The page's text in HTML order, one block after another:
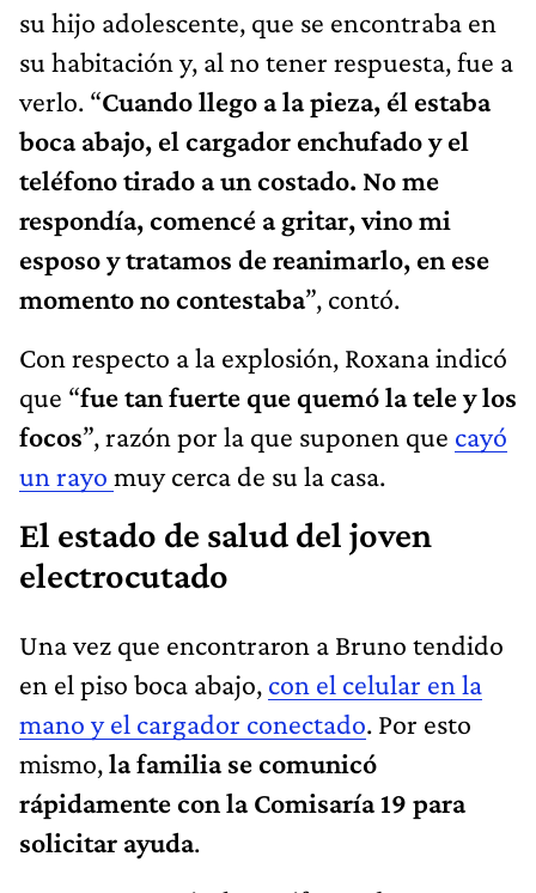
su hijo adolescente, que se encontraba en
su habitación y, al no tener respuesta, fue a
verlo. “Cuando llego a la pieza, él estaba
boca abajo, el cargador enchufado y el
teléfono tirado a un costado. No me
respondía, comencé a gritar, vino mi
esposo y tratamos de reanimarlo, en ese
momento no contestaba”, contó.
Con respecto a la explosión, Roxana indicó
que “fue tan fuerte que quemó la tele y los
focos”, razón por la que suponen que cayó
un rayo muy cerca de su la casa.
El estado de salud del joven
electrocutado
Una vez que encontraron a Bruno tendido
en el piso boca abajo, con el celular en la
mano y el cargador conectado. Por esto
mismo,la familia se comunicó
rápidamente con la Comisaría 19 para
solicitar ayuda.